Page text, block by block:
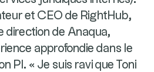
et CEO de RightHub,
direction de Anaqua,
approfondie dans le
PI. « Je suis ravi que Toni